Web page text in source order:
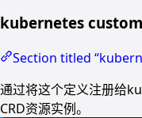
kubernetes
Section titled
通过将这个定义注册给
CRD资源实例。